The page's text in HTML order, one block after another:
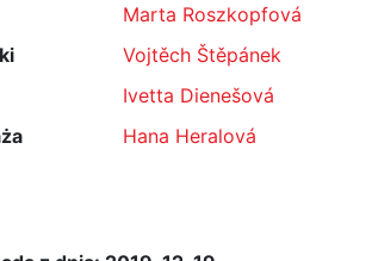
Marta Roszkopfová
Vojtěch Štěpánek
Ivetta Dienešová
Hana Heralová